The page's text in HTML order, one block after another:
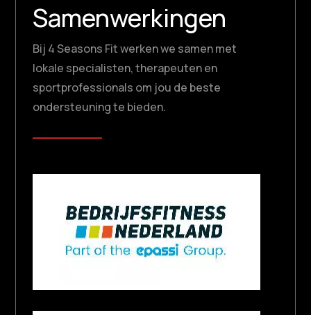
Samenwerkingen
Bij 4 Seasons Fit werken we samen met
lokale specialisten, therapeuten en
sportprofessionals om jou de beste
ondersteuning te bieden.